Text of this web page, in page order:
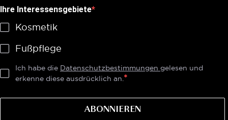
Ihre Interessensgebiete
Kosmetik
Fußpflege
Ich habe die Datenschutzbestimmungen gelesen und
erkenne diese ausdrücklich an.
ABONNIEREN